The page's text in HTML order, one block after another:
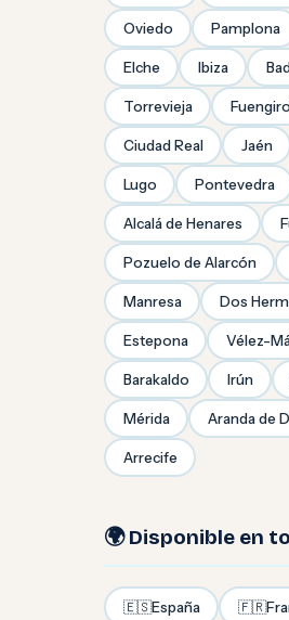
Oviedo Pamplona
Elche Ibiza
Torrevieja
Ciudad Real Jaén
Lugo Pontevedra
Alcalá de Henares
Pozuelo de Alarcón
Manresa Dos
Estepona Vélez-
Barakaldo Irún
Mérida Aranda de
Arrecife
🌍 Disponible en
🇪🇸España 🇫🇷